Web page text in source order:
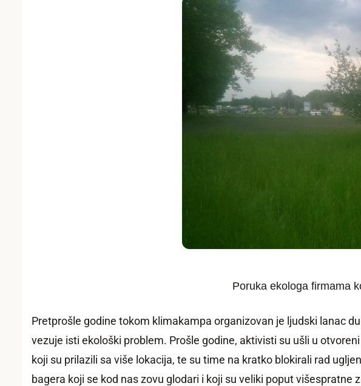
Poruka ekologa firmama
Pretprošle godine tokom klimakampa organizovan je ljudski lanac
vezuje isti ekološki problem. Prošle godine, aktivisti su ušli u
koji su prilazili sa više lokacija, te su time na kratko blokirali rad
bagera koji se kod nas zovu glodari i koji su veliki poput